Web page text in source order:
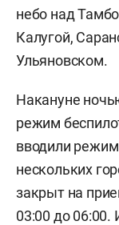
небо над
Калугой,
Ульяновском.
Накануне
режим
вводили
нескольких
закрыт на
03:00 до 06:00.